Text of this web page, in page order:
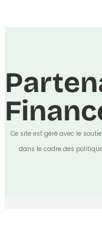
Ce site est géré avec le
dans le cadre des